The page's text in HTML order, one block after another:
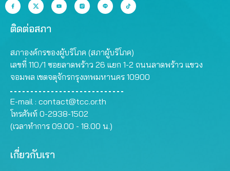
ติดต่อสภา
สภาองค์กรของผู้บริโภค (สภาผู้บริโภค)
เลขที่ 110/1 ซอยลาดพร้าว 26 แยก 1-2 ถนนลาดพร้าว แขวง
จอมพล เขตจตุจักรกรุงเทพมหานคร 10900
E-mail : contact@tcc.or.th
โทรศัพท์ 0-2938-1502
(เวลาทำการ 09.00 - 18.00 น.)
เกี่ยวกับเรา